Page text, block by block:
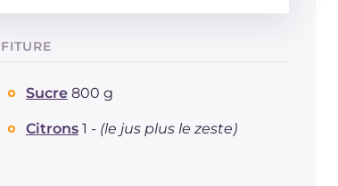
Protéine
Graisses
dont acides gras saturés
Sucre 800 g
Citrons 1 - (le jus plus le zeste)